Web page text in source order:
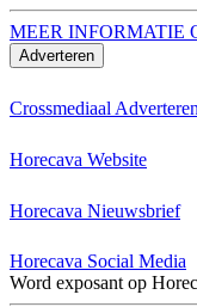
MEER INFORMATIE
Adverteren
Crossmediaal Adverteren
Horecava Website
Horecava Nieuwsbrief
Horecava Social Media
Word exposant op